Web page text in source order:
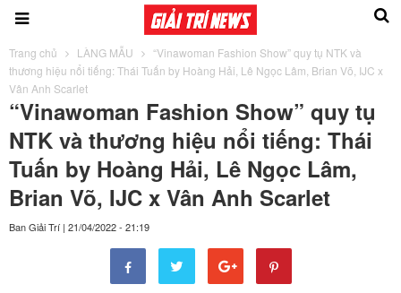
Trang chủ LÀNG MẪU
“Vinawoman Fashion Show” quy tụ NTK và
thương hiệu nổi tiếng: Thái Tuấn by Hoàng Hải, Lê Ngọc Lâm, Brian Võ, IJC x
Vân Anh Scarlet
“Vinawoman Fashion Show” quy tụ
NTK và thương hiệu nổi tiếng: Thái
Tuấn by Hoàng Hải, Lê Ngọc Lâm,
Brian Võ, IJC x Vân Anh Scarlet
Ban Giải Trí | 21/04/2022 - 21:19